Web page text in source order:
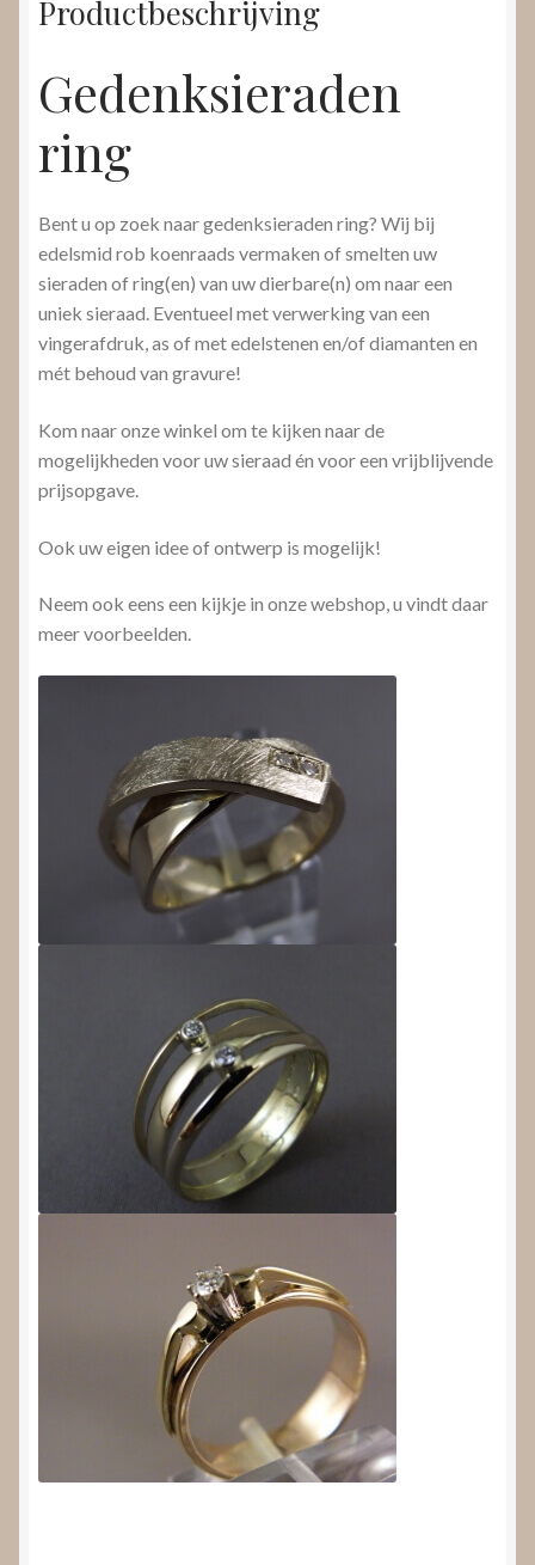
Productbeschrijving
Gedenksieraden
ring
Bent u op zoek naar gedenksieraden ring? Wij bij
edelsmid rob koenraads vermaken of smelten uw
sieraden of ring(en) van uw dierbare(n) om naar een
uniek sieraad. Eventueel met verwerking van een
vingerafdruk, as of met edelstenen en/of diamanten en
mét behoud van gravure!
Kom naar onze winkel om te kijken naar de
mogelijkheden voor uw sieraad én voor een vrijblijvende
prijsopgave.
Ook uw eigen idee of ontwerp is mogelijk!
Neem ook eens een kijkje in onze webshop, u vindt daar
meer voorbeelden.